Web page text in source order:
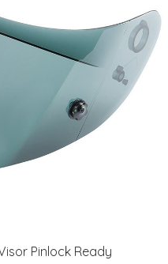
Pinlock Ready